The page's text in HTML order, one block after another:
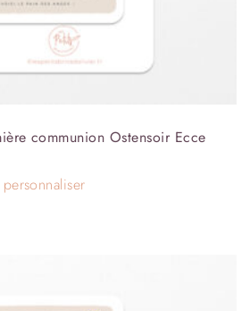
communion Ostensoir Ecce